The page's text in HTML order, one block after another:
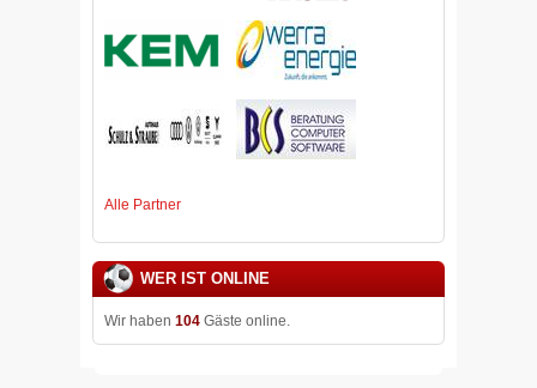
Alle Partner
WER IST ONLINE
Wir haben 104 Gäste online.